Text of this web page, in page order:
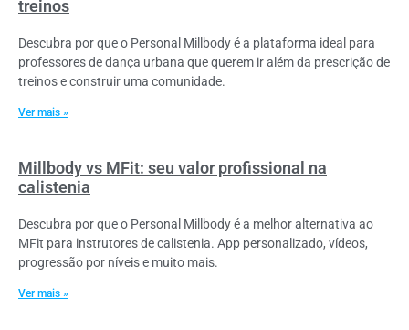
treinos
Descubra por que o Personal Millbody é a plataforma ideal para
professores de dança urbana que querem ir além da prescrição de
treinos e construir uma comunidade.
Ver mais »
Millbody vs MFit: seu valor profissional na
calistenia
Descubra por que o Personal Millbody é a melhor alternativa ao
MFit para instrutores de calistenia. App personalizado, vídeos,
progressão por níveis e muito mais.
Ver mais »